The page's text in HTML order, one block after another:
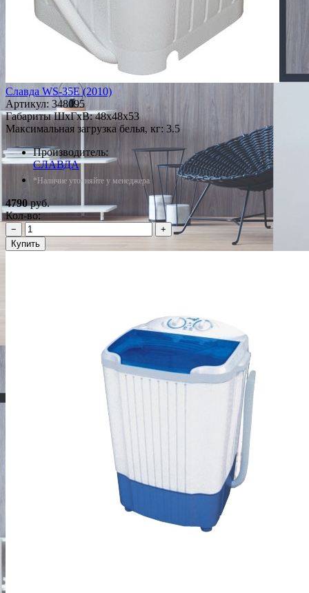
Славда WS-35E (2010)
Артикул: 348095
Габариты ШxГxВ: 48x48x53
Максимальная загрузка белья, кг: 3.5
Производитель:
СЛАВДА
*Наличие уточняйте у менеджера
4790руб.
Кол-во:
−
+
Купить